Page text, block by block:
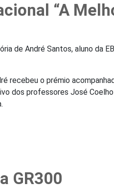
“A
de André Santos, aluno da
recebeu o prémio
dos professores José
GR300